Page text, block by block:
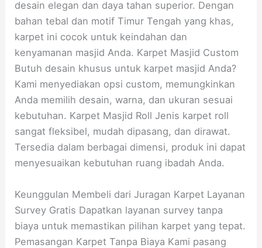
desain elegan dan daya tahan superior. Dengan
bahan tebal dan motif Timur Tengah yang khas,
karpet ini cocok untuk keindahan dan
kenyamanan masjid Anda. Karpet Masjid Custom
Butuh desain khusus untuk karpet masjid Anda?
Kami menyediakan opsi custom, memungkinkan
Anda memilih desain, warna, dan ukuran sesuai
kebutuhan. Karpet Masjid Roll Jenis karpet roll
sangat fleksibel, mudah dipasang, dan dirawat.
Tersedia dalam berbagai dimensi, produk ini dapat
menyesuaikan kebutuhan ruang ibadah Anda.
Keunggulan Membeli dari Juragan Karpet Layanan
Survey Gratis Dapatkan layanan survey tanpa
biaya untuk memastikan pilihan karpet yang tepat.
Pemasangan Karpet Tanpa Biaya Kami pasang